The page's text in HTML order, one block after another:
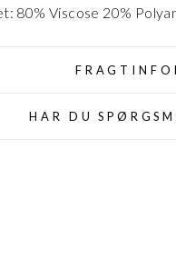
80% Viscose 20%
HAR DU